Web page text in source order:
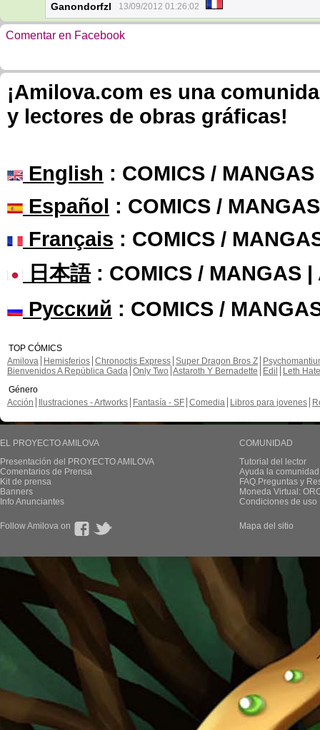
Ganondorfzl 13/09/2012 01:26:02
Comentar en Facebook
¡Amilova.com es una
y lectores de obras gráficas!
English : COMICS /
Español : COMICS /
Français : COMICS /
日本語: COMICS / MANGAS |
Русский : COMICS /
TOP CÓMICS
Amilova
Hemisferios Chronoctis Express Super Dragon Bros Z
Bienvenidos A República Gada Only Two Astaroth Y Bernadette Edil
Leth Hate
Género
Acción
Ilustraciones - Artworks Fantasía - SF Comedia Libros para jovenes
EL PROYECTO AMILOVA
Presentación del PROYECTO AMILOVA
Comentarios de Prensa
Kit de prensa
Banners
Info Anunciantes
COMUNIDAD
Tutorial del lector
Ayuda la
FAQ.Preguntas y
Moneda Virtual:
Condiciones de uso
Follow Amilova on Mapa del sitio